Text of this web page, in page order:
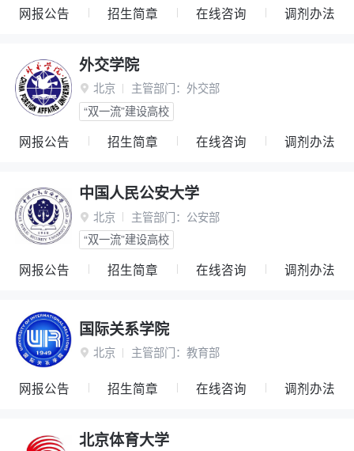
网报公告 招生简章 在线咨询 调剂办法
外交学院
 北京 主管部门： 外交部
“双一流”建设高校
网报公告 招生简章 在线咨询 调剂办法
中国人民公安大学
 北京 主管部门： 公安部
“双一流”建设高校
网报公告 招生简章 在线咨询 调剂办法
国际关系学院
 北京 主管部门： 教育部
网报公告 招生简章 在线咨询 调剂办法
北京体育大学